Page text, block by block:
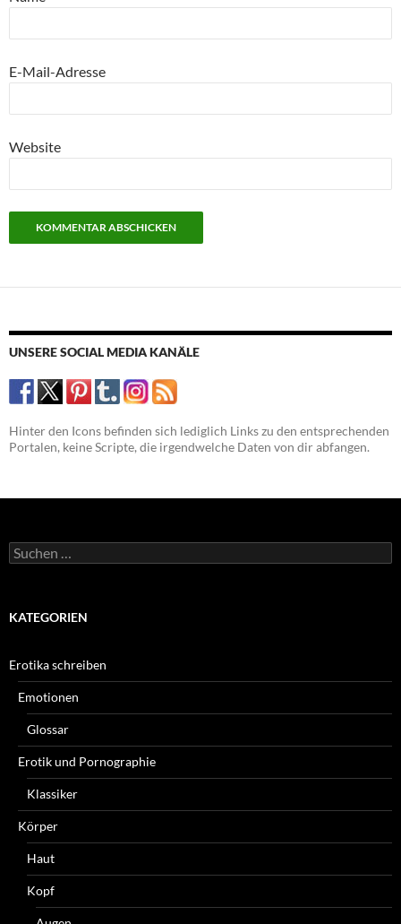
E-Mail-Adresse
Website
UNSERE SOCIAL MEDIA KANÄLE
Hinter den Icons befinden sich lediglich Links zu den entsprechenden
Portalen, keine Scripte, die irgendwelche Daten von dir abfangen.
Suchen
nach:
KATEGORIEN
Erotika schreiben
Emotionen
Glossar
Erotik und Pornographie
Klassiker
Körper
Haut
Kopf